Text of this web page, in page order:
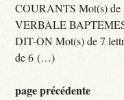
COURANTS Mot(s)
VERBALE
DIT-ON Mot(s) de 7
de 6 (…)
page précédente